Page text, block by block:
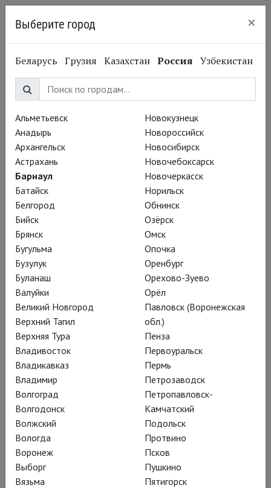
07.07.2026
Северные одиссеи: Там, где живут
чудовища
Маленький сирота и девочка-птица странствуют по
волшебным горам и долам, встречая дружелюбных и
опасных созданий: спектакль Сойжин Жамбаловой
«Мальчик и Лули» в Няганском ТЮЗе
Жамбалова и Нягань – блистательный мэтч, результатом
которого стали выдающиеся работы «Звёздный час по
местному времени» и «Калечина-Малечина». Югорская
сказка «Мальчик и Лули» – первый спектакль, поставленный
Сойжин в статусе главного режиссёра театра…
Выберите город ×
Беларусь Грузия Казахстан Россия Узбекистан
Альметьевск
Анадырь
Архангельск
Астрахань
Барнаул
Батайск
Белгород
Бийск
Брянск
Бугульма
Бузулук
Буланаш
Валуйки
Великий Новгород
Верхний Тагил
Верхняя Тура
Владивосток
Владикавказ
Владимир
Волгоград
Волгодонск
Волжский
Вологда
Воронеж
Выборг
Вязьма
Новокузнецк
Новороссийск
Новосибирск
Новочебоксарск
Новочеркасск
Норильск
Обнинск
Озёрск
Омск
Опочка
Оренбург
Орехово-Зуево
Орёл
Павловск (Воронежская
обл.)
Пенза
Первоуральск
Пермь
Петрозаводск
Петропавловск-
Камчатский
Подольск
Протвино
Псков
Пушкино
Пятигорск